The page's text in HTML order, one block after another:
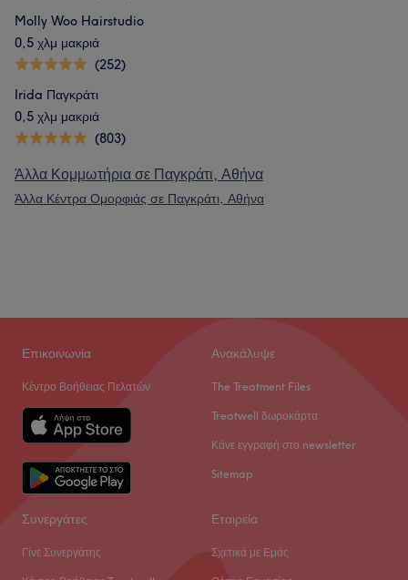
Molly Woo Hairstudio
0,5 χλμ μακριά
(252)
Irida Παγκράτι
0,5 χλμ μακριά
(803)
Άλλα Κομμωτήρια σε Παγκράτι, Αθήνα
Άλλα Κέντρα Ομορφιάς σε Παγκράτι, Αθήνα
Επικοινωνία
Κέντρο Βοήθειας Πελατών
Ανακάλυψε
The Treatment Files
Treatwell δωροκάρτα
Κάνε εγγραφή στο newsletter
Sitemap
Συνεργάτες
Γίνε Συνεργάτης
Εταιρεία
Σχετικά με Εμάς